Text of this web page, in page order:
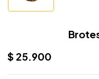
$ 25.900